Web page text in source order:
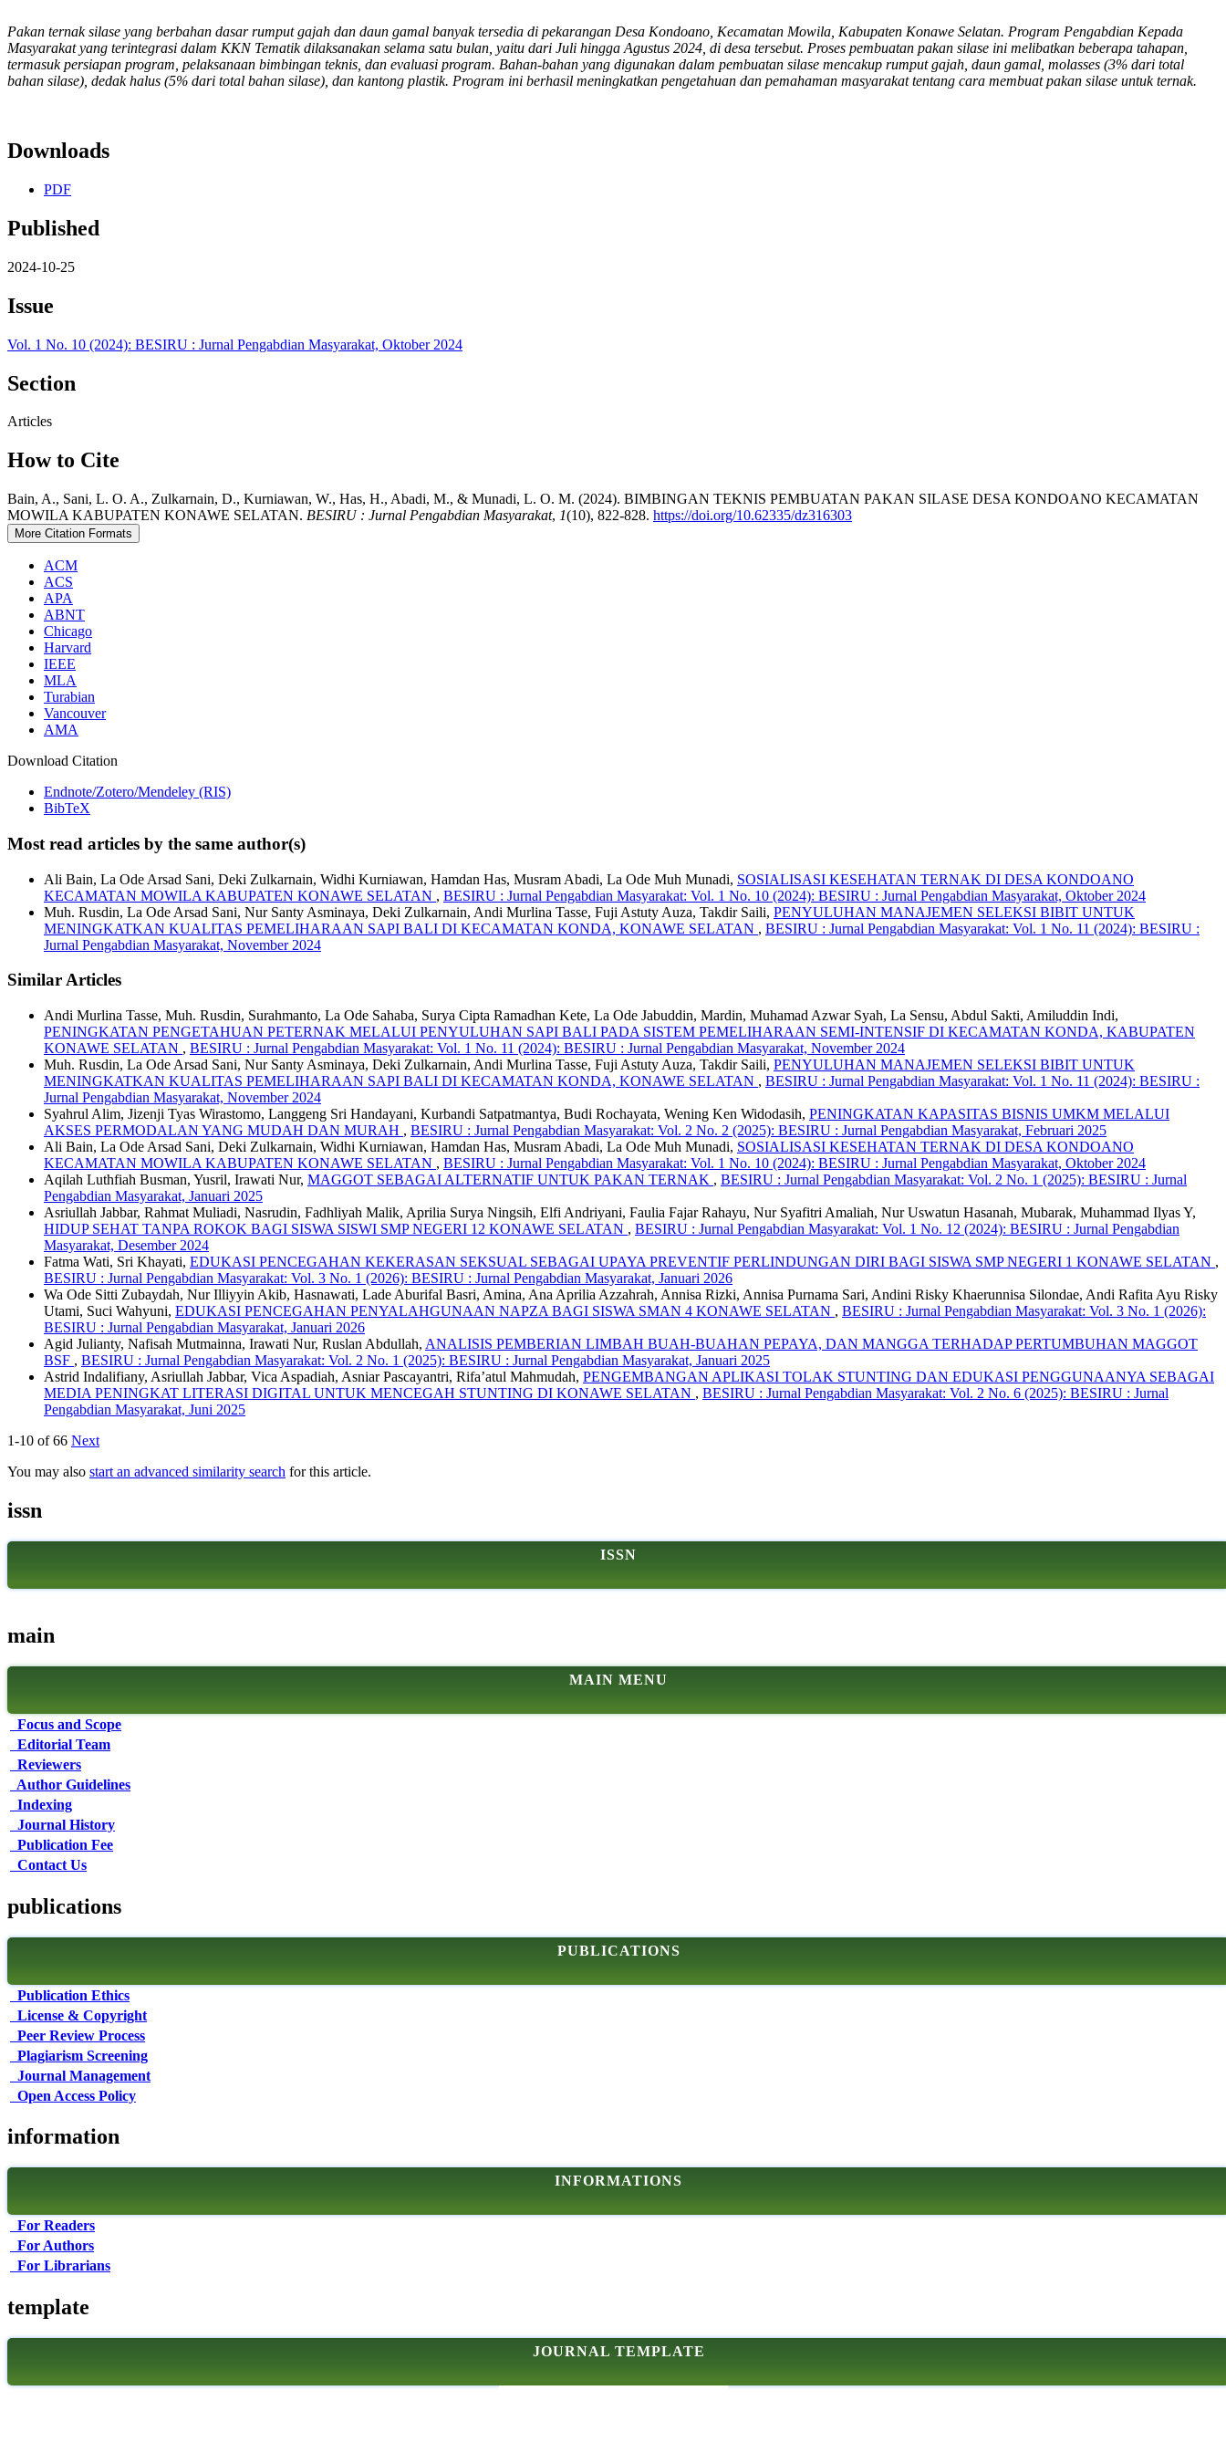
Pakan ternak silase yang berbahan dasar rumput gajah dan daun gamal banyak tersedia di pekarangan Desa Kondoano, Kecamatan Mowila, Kabupaten Konawe Selatan. Program Pengabdian Kepada
Masyarakat yang terintegrasi dalam KKN Tematik dilaksanakan selama satu bulan, yaitu dari Juli hingga Agustus 2024, di desa tersebut. Proses pembuatan pakan silase ini melibatkan beberapa tahapan,
termasuk persiapan program, pelaksanaan bimbingan teknis, dan evaluasi program. Bahan-bahan yang digunakan dalam pembuatan silase mencakup rumput gajah, daun gamal, molasses (3% dari total
bahan silase), dedak halus (5% dari total bahan silase), dan kantong plastik. Program ini berhasil meningkatkan pengetahuan dan pemahaman masyarakat tentang cara membuat pakan silase untuk ternak.
Downloads
PDF
Published
2024-10-25
Issue
Vol. 1 No. 10 (2024): BESIRU : Jurnal Pengabdian Masyarakat, Oktober 2024
Section
Articles
How to Cite
Bain, A., Sani, L. O. A., Zulkarnain, D., Kurniawan, W., Has, H., Abadi, M., & Munadi, L. O. M. (2024). BIMBINGAN TEKNIS PEMBUATAN PAKAN SILASE DESA KONDOANO KECAMATAN
MOWILA KABUPATEN KONAWE SELATAN. BESIRU : Jurnal Pengabdian Masyarakat, 1(10), 822-828. https://doi.org/10.62335/dz316303
More Citation Formats
ACM
ACS
APA
ABNT
Chicago
Harvard
IEEE
MLA
Turabian
Vancouver
AMA
Download Citation
Endnote/Zotero/Mendeley (RIS)
BibTeX
Most read articles by the same author(s)
Ali Bain, La Ode Arsad Sani, Deki Zulkarnain, Widhi Kurniawan, Hamdan Has, Musram Abadi, La Ode Muh Munadi, SOSIALISASI KESEHATAN TERNAK DI DESA KONDOANO
KECAMATAN MOWILA KABUPATEN KONAWE SELATAN , BESIRU : Jurnal Pengabdian Masyarakat: Vol. 1 No. 10 (2024): BESIRU : Jurnal Pengabdian Masyarakat, Oktober 2024
Muh. Rusdin, La Ode Arsad Sani, Nur Santy Asminaya, Deki Zulkarnain, Andi Murlina Tasse, Fuji Astuty Auza, Takdir Saili, PENYULUHAN MANAJEMEN SELEKSI BIBIT UNTUK
MENINGKATKAN KUALITAS PEMELIHARAAN SAPI BALI DI KECAMATAN KONDA, KONAWE SELATAN , BESIRU : Jurnal Pengabdian Masyarakat: Vol. 1 No. 11 (2024): BESIRU :
Jurnal Pengabdian Masyarakat, November 2024
Similar Articles
Andi Murlina Tasse, Muh. Rusdin, Surahmanto, La Ode Sahaba, Surya Cipta Ramadhan Kete, La Ode Jabuddin, Mardin, Muhamad Azwar Syah, La Sensu, Abdul Sakti, Amiluddin Indi,
PENINGKATAN PENGETAHUAN PETERNAK MELALUI PENYULUHAN SAPI BALI PADA SISTEM PEMELIHARAAN SEMI-INTENSIF DI KECAMATAN KONDA, KABUPATEN
KONAWE SELATAN , BESIRU : Jurnal Pengabdian Masyarakat: Vol. 1 No. 11 (2024): BESIRU : Jurnal Pengabdian Masyarakat, November 2024
Muh. Rusdin, La Ode Arsad Sani, Nur Santy Asminaya, Deki Zulkarnain, Andi Murlina Tasse, Fuji Astuty Auza, Takdir Saili, PENYULUHAN MANAJEMEN SELEKSI BIBIT UNTUK
MENINGKATKAN KUALITAS PEMELIHARAAN SAPI BALI DI KECAMATAN KONDA, KONAWE SELATAN , BESIRU : Jurnal Pengabdian Masyarakat: Vol. 1 No. 11 (2024): BESIRU :
Jurnal Pengabdian Masyarakat, November 2024
Syahrul Alim, Jizenji Tyas Wirastomo, Langgeng Sri Handayani, Kurbandi Satpatmantya, Budi Rochayata, Wening Ken Widodasih, PENINGKATAN KAPASITAS BISNIS UMKM MELALUI
AKSES PERMODALAN YANG MUDAH DAN MURAH , BESIRU : Jurnal Pengabdian Masyarakat: Vol. 2 No. 2 (2025): BESIRU : Jurnal Pengabdian Masyarakat, Februari 2025
Ali Bain, La Ode Arsad Sani, Deki Zulkarnain, Widhi Kurniawan, Hamdan Has, Musram Abadi, La Ode Muh Munadi, SOSIALISASI KESEHATAN TERNAK DI DESA KONDOANO
KECAMATAN MOWILA KABUPATEN KONAWE SELATAN , BESIRU : Jurnal Pengabdian Masyarakat: Vol. 1 No. 10 (2024): BESIRU : Jurnal Pengabdian Masyarakat, Oktober 2024
Aqilah Luthfiah Busman, Yusril, Irawati Nur, MAGGOT SEBAGAI ALTERNATIF UNTUK PAKAN TERNAK , BESIRU : Jurnal Pengabdian Masyarakat: Vol. 2 No. 1 (2025): BESIRU : Jurnal
Pengabdian Masyarakat, Januari 2025
Asriullah Jabbar, Rahmat Muliadi, Nasrudin, Fadhliyah Malik, Aprilia Surya Ningsih, Elfi Andriyani, Faulia Fajar Rahayu, Nur Syafitri Amaliah, Nur Uswatun Hasanah, Mubarak, Muhammad Ilyas Y,
HIDUP SEHAT TANPA ROKOK BAGI SISWA SISWI SMP NEGERI 12 KONAWE SELATAN , BESIRU : Jurnal Pengabdian Masyarakat: Vol. 1 No. 12 (2024): BESIRU : Jurnal Pengabdian
Masyarakat, Desember 2024
Fatma Wati, Sri Khayati, EDUKASI PENCEGAHAN KEKERASAN SEKSUAL SEBAGAI UPAYA PREVENTIF PERLINDUNGAN DIRI BAGI SISWA SMP NEGERI 1 KONAWE SELATAN ,
BESIRU : Jurnal Pengabdian Masyarakat: Vol. 3 No. 1 (2026): BESIRU : Jurnal Pengabdian Masyarakat, Januari 2026
Wa Ode Sitti Zubaydah, Nur Illiyyin Akib, Hasnawati, Lade Aburifal Basri, Amina, Ana Aprilia Azzahrah, Annisa Rizki, Annisa Purnama Sari, Andini Risky Khaerunnisa Silondae, Andi Rafita Ayu Risky
Utami, Suci Wahyuni, EDUKASI PENCEGAHAN PENYALAHGUNAAN NAPZA BAGI SISWA SMAN 4 KONAWE SELATAN , BESIRU : Jurnal Pengabdian Masyarakat: Vol. 3 No. 1 (2026):
BESIRU : Jurnal Pengabdian Masyarakat, Januari 2026
Agid Julianty, Nafisah Mutmainna, Irawati Nur, Ruslan Abdullah, ANALISIS PEMBERIAN LIMBAH BUAH-BUAHAN PEPAYA, DAN MANGGA TERHADAP PERTUMBUHAN MAGGOT
BSF , BESIRU : Jurnal Pengabdian Masyarakat: Vol. 2 No. 1 (2025): BESIRU : Jurnal Pengabdian Masyarakat, Januari 2025
Astrid Indalifiany, Asriullah Jabbar, Vica Aspadiah, Asniar Pascayantri, Rifa’atul Mahmudah, PENGEMBANGAN APLIKASI TOLAK STUNTING DAN EDUKASI PENGGUNAANYA SEBAGAI
MEDIA PENINGKAT LITERASI DIGITAL UNTUK MENCEGAH STUNTING DI KONAWE SELATAN , BESIRU : Jurnal Pengabdian Masyarakat: Vol. 2 No. 6 (2025): BESIRU : Jurnal
Pengabdian Masyarakat, Juni 2025
1-10 of 66 Next
You may also start an advanced similarity search for this article.
issn
ISSN
main
MAIN MENU
Focus and Scope
Editorial Team
Reviewers
Author Guidelines
Indexing
Journal History
Publication Fee
Contact Us
publications
PUBLICATIONS
Publication Ethics
License & Copyright
Peer Review Process
Plagiarism Screening
Journal Management
Open Access Policy
information
INFORMATIONS
For Readers
For Authors
For Librarians
template
JOURNAL TEMPLATE